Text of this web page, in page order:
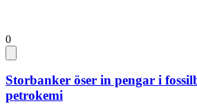
0
Storbanker öser in pengar i
petrokemi